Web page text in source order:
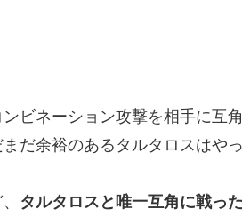
ビネーション攻撃を相手に互
だ余裕のあるタルタロスはやっ
タルタロスと唯一互角に戦っ